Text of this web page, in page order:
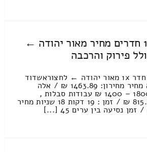
הובלות דירה 1x חדרים מחיר מאור יהודה ←
פירוק והרכבה
עלויות מעבר דירת חדר 1x מאור יהודה ← לחצוראשדוד
כולל פירוק והרכבה מחיר מחירון: 1463.89 ₪ / אלה
שבטווח המחירים 1800 – 1400 ₪ עבודות סבלות ,
טעינה ופריקה : 815.74 ₪ / זמן : 19 דקות 18 שניות מחיר